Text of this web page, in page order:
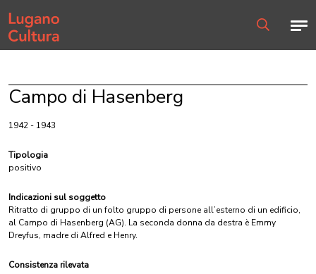
Home page
Campo di Hasenberg
1942 - 1943
Tipologia
positivo
Indicazioni sul soggetto
Ritratto di gruppo di un folto gruppo di persone all’esterno di un edificio,
al Campo di Hasenberg (AG). La seconda donna da destra è Emmy
Dreyfus, madre di Alfred e Henry.
Consistenza rilevata